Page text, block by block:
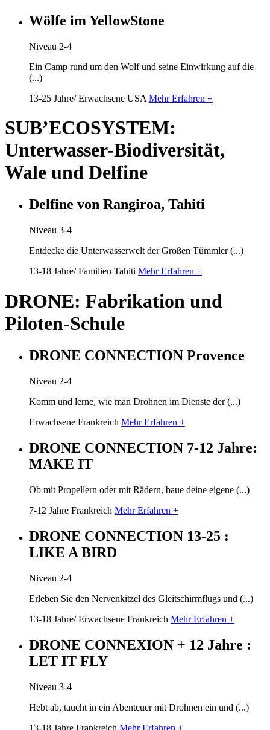
Wölfe im YellowStone
Niveau 2-4
Ein Camp rund um den Wolf und seine Einwirkung auf die
(...)
13-25 Jahre/ Erwachsene USA Mehr Erfahren +
SUB’ECOSYSTEM:
Unterwasser-Biodiversität,
Wale und Delfine
Delfine von Rangiroa, Tahiti
Niveau 3-4
Entdecke die Unterwasserwelt der Großen Tümmler (...)
13-18 Jahre/ Familien Tahiti Mehr Erfahren +
DRONE: Fabrikation und
Piloten-Schule
DRONE CONNECTION Provence
Niveau 2-4
Komm und lerne, wie man Drohnen im Dienste der (...)
Erwachsene Frankreich Mehr Erfahren +
DRONE CONNECTION 7-12 Jahre:
MAKE IT
Ob mit Propellern oder mit Rädern, baue deine eigene (...)
7-12 Jahre Frankreich Mehr Erfahren +
DRONE CONNECTION 13-25 :
LIKE A BIRD
Niveau 2-4
Erleben Sie den Nervenkitzel des Gleitschirmflugs und (...)
13-18 Jahre/ Erwachsene Frankreich Mehr Erfahren +
DRONE CONNEXION + 12 Jahre :
LET IT FLY
Niveau 3-4
Hebt ab, taucht in ein Abenteuer mit Drohnen ein und (...)
13-18 Jahre Frankreich Mehr Erfahren +